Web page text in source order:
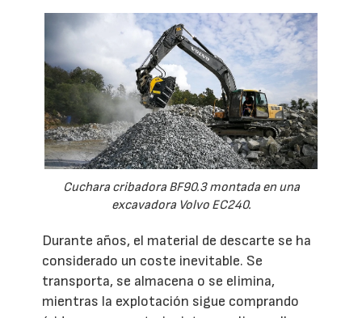
Cuchara cribadora BF90.3 montada en una
excavadora Volvo EC240.
Durante años, el material de descarte se ha
considerado un coste inevitable. Se
transporta, se almacena o se elimina,
mientras la explotación sigue comprando